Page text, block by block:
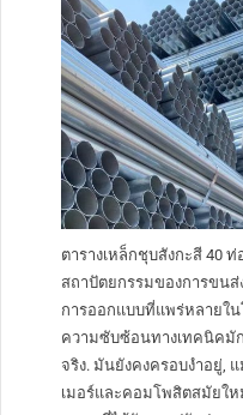
ตารางเหล็กชุบสังกะสี 40
สถาปัตยกรรมของการขน
การออกแบบที่แพร่หลายใ
ความซับซ้อนทางเทคนิคมั
จริง. มันยังคงครอบงำอยู่,
เมอร์และคอมโพสิตสมัยใ